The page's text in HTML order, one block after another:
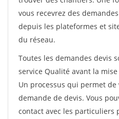
vous recevrez des
depuis les plateformes et
du réseau.
Toutes les demandes devis
service Qualité avant la
Un processus qui permet
demande de devis. Vous
contact avec les